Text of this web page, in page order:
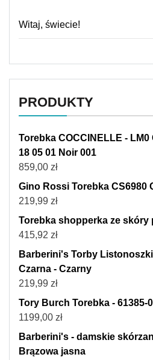
Witaj, świecie!
PRODUKTY
Torebka COCCINELLE - LM0
18 05 01 Noir 001
859,00 zł
Gino Rossi Torebka CS6980
219,99 zł
Torebka shopperka ze skóry
415,92 zł
Barberini's Torby
Czarna - Czarny
219,99 zł
Tory Burch Torebka - 61385-
1199,00 zł
Barberini's - damskie
Brązowa jasna